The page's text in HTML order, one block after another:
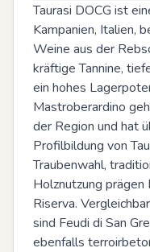
Taurasi DOCG ist
Kampanien, Italien,
Weine aus der
kräftige Tannine,
ein hohes
Mastroberardino
der Region und hat
Profilbildung von
Traubenwahl,
Holznutzung prägen
Riserva.
sind Feudi di San
ebenfalls